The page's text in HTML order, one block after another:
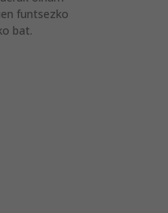
funtsezko
bat.